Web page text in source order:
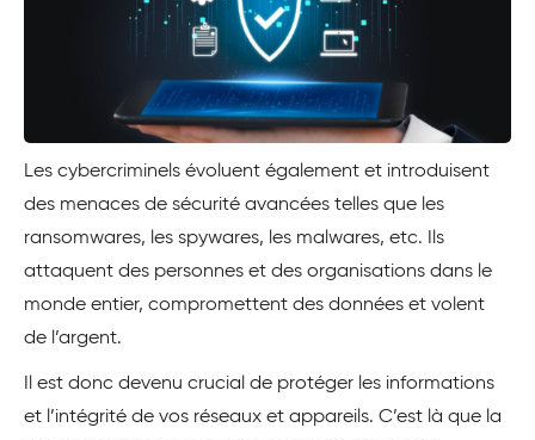
Les cybercriminels évoluent également et introduisent
des menaces de sécurité avancées telles que les
ransomwares, les spywares, les malwares, etc. Ils
attaquent des personnes et des organisations dans le
monde entier, compromettent des données et volent
de l’argent.
Il est donc devenu crucial de protéger les informations
et l’intégrité de vos réseaux et appareils. C’est là que la